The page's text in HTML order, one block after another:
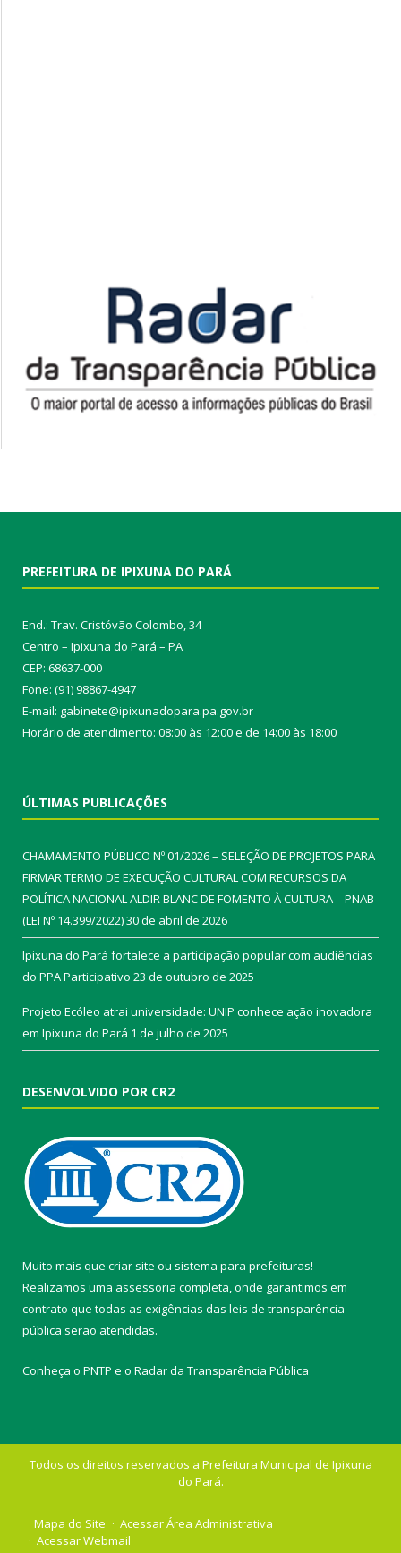
PREFEITURA DE IPIXUNA DO PARÁ
End.: Trav. Cristóvão Colombo, 34
Centro – Ipixuna do Pará – PA
CEP: 68637-000
Fone: (91) 98867-4947
E-mail: gabinete@ipixunadopara.pa.gov.br
Horário de atendimento: 08:00 às 12:00 e de 14:00 às 18:00
ÚLTIMAS PUBLICAÇÕES
CHAMAMENTO PÚBLICO Nº 01/2026 – SELEÇÃO DE PROJETOS PARA
FIRMAR TERMO DE EXECUÇÃO CULTURAL COM RECURSOS DA
POLÍTICA NACIONAL ALDIR BLANC DE FOMENTO À CULTURA – PNAB
(LEI Nº 14.399/2022)30 de abril de 2026
Ipixuna do Pará fortalece a participação popular com audiências
do PPA Participativo 23 de outubro de 2025
Projeto Ecóleo atrai universidade: UNIP conhece ação inovadora
em Ipixuna do Pará 1 de julho de 2025
DESENVOLVIDO POR CR2
Muito mais que criar site ou sistema para prefeituras!
Realizamos uma assessoria completa, onde garantimos em
contrato que todas as exigências das leis de transparência
pública serão atendidas.
Conheça o PNTP e o Radar da Transparência Pública
Todos os direitos reservados a Prefeitura Municipal de Ipixuna
do Pará.
Mapa do Site
Acessar Área Administrativa
Acessar Webmail